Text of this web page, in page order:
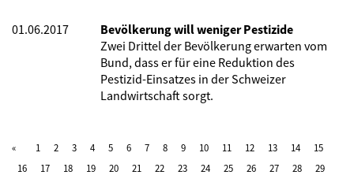
01.06.2017
Bevölkerung will weniger Pestizide
Zwei Drittel der Bevölkerung erwarten vom
Bund, dass er für eine Reduktion des
Pestizid-Einsatzes in der Schweizer
Landwirtschaft sorgt.
1 2 3 4 5 6 7 8 9 10 11 12 13 14
15
16
17 18 19 20 21 22 23 24 25 26 27 28
29